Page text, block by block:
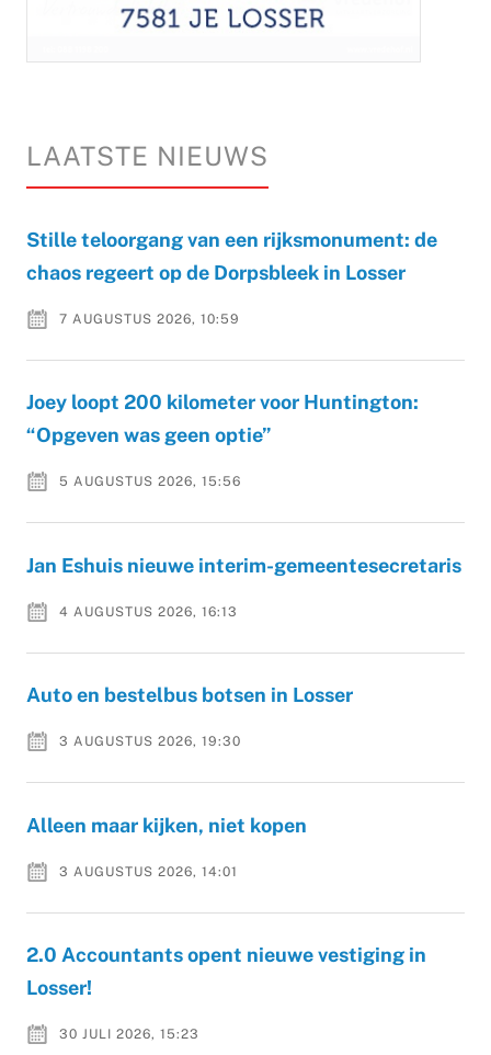
LAATSTE NIEUWS
Stille teloorgang van een rijksmonument: de
chaos regeert op de Dorpsbleek in Losser
7 AUGUSTUS 2026, 10:59
Joey loopt 200 kilometer voor Huntington:
“Opgeven was geen optie”
5 AUGUSTUS 2026, 15:56
Jan Eshuis nieuwe interim-gemeentesecretaris
4 AUGUSTUS 2026, 16:13
Auto en bestelbus botsen in Losser
3 AUGUSTUS 2026, 19:30
Alleen maar kijken, niet kopen
3 AUGUSTUS 2026, 14:01
2.0 Accountants opent nieuwe vestiging in
Losser!
30 JULI 2026, 15:23